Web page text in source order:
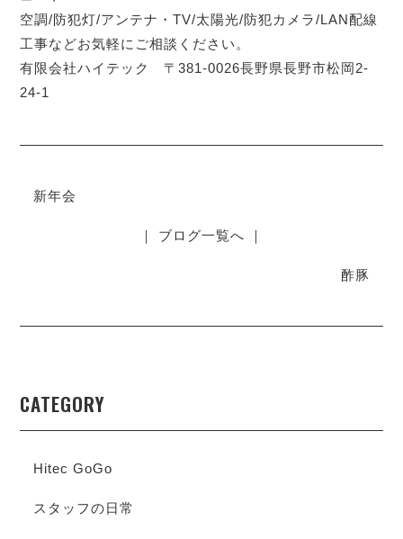
空調/防犯灯/アンテナ・TV/太陽光/防犯カメラ/LAN配線
工事などお気軽にご相談ください。
有限会社ハイテック 〒381-0026長野県長野市松岡2-
24-1
新年会
｜ ブログ一覧へ ｜
酢豚
CATEGORY
Hitec GoGo
スタッフの日常